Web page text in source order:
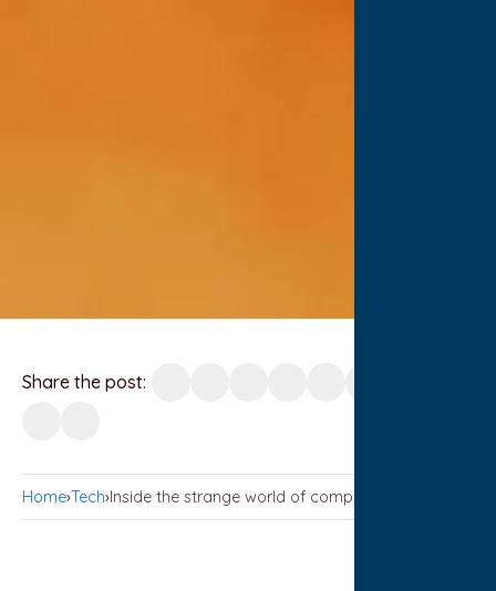
Share the post:
Home›Tech›Inside the strange world of competitive hobbies